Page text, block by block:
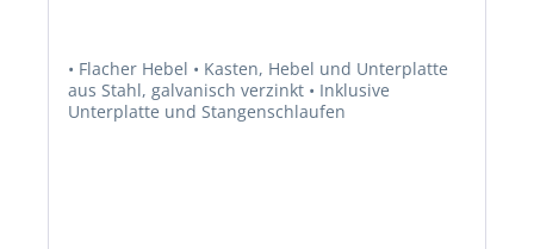
• Flacher Hebel • Kasten, Hebel und Unterplatte
aus Stahl, galvanisch verzinkt • Inklusive
Unterplatte und Stangenschlaufen